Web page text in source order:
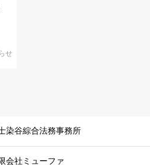
せ
染谷綜合法務事務所
会社ミューファ